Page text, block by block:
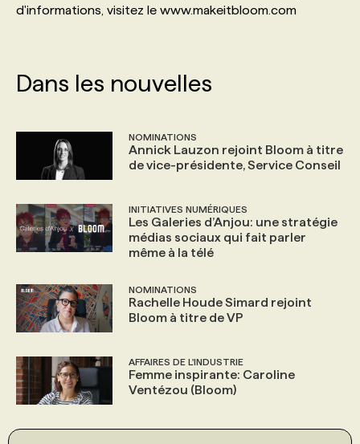
d'informations, visitez le www.makeitbloom.com
Dans les nouvelles
NOMINATIONS
Annick Lauzon rejoint Bloom à titre
de vice-présidente, Service Conseil
INITIATIVES NUMÉRIQUES
Les Galeries d’Anjou: une stratégie
médias sociaux qui fait parler
même à la télé
NOMINATIONS
Rachelle Houde Simard rejoint
Bloom à titre de VP
AFFAIRES DE L'INDUSTRIE
Femme inspirante: Caroline
Ventézou (Bloom)